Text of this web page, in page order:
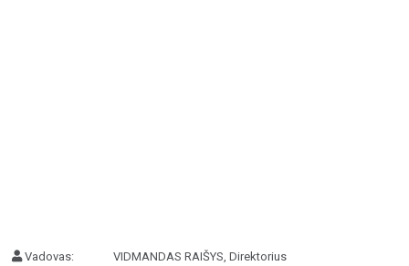
Vadovas:
VIDMANDAS RAIŠYS, Direktorius